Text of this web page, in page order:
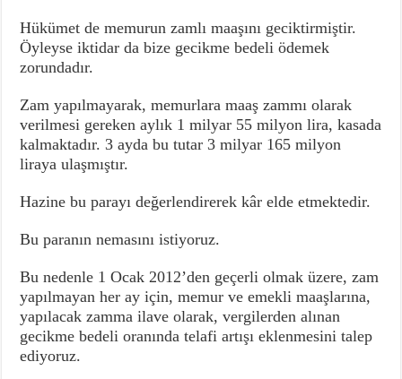
Hükümet de memurun zamlı maaşını geciktirmiştir.
Öyleyse iktidar da bize gecikme bedeli ödemek
zorundadır.
Zam yapılmayarak, memurlara maaş zammı olarak
verilmesi gereken aylık 1 milyar 55 milyon lira, kasada
kalmaktadır. 3 ayda bu tutar 3 milyar 165 milyon
liraya ulaşmıştır.
Hazine bu parayı değerlendirerek kâr elde etmektedir.
Bu paranın nemasını istiyoruz.
Bu nedenle 1 Ocak 2012’den geçerli olmak üzere, zam
yapılmayan her ay için, memur ve emekli maaşlarına,
yapılacak zamma ilave olarak, vergilerden alınan
gecikme bedeli oranında telafi artışı eklenmesini talep
ediyoruz.